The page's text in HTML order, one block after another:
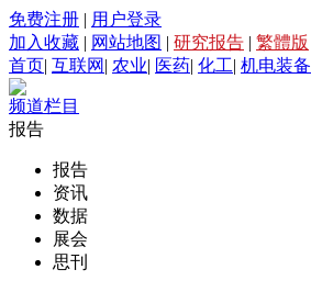
免费注册 | 用户登录
加入收藏 | 网站地图 | 研究报告 | 繁體版
首页| 互联网 | 农业| 医药| 化工| 机电装备
频道栏目
报告
报告
资讯
数据
展会
思刊